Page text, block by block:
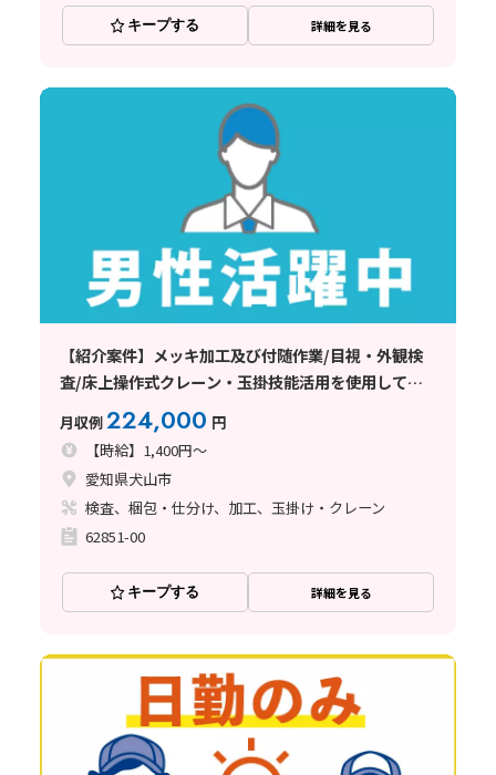
キープする 詳細を見る
【紹介案件】メッキ加工及び付随作業/目視・外観検
査/床上操作式クレーン・玉掛技能活用を使用しての
運搬業務あり☆
月収例224,000 円
【時給】1,400円～
愛知県犬山市
検査、梱包・仕分け、加工、玉掛け・クレーン
62851-00
キープする 詳細を見る